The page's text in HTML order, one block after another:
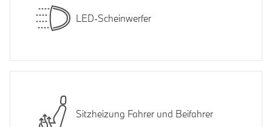
LED-Scheinwerfer
Sitzheizung Fahrer und Beifahrer